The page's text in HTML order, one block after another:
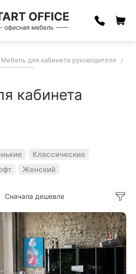
Мебель для кабинета руководителя /
кабинета
Классические
Женский
Сначала дешевле